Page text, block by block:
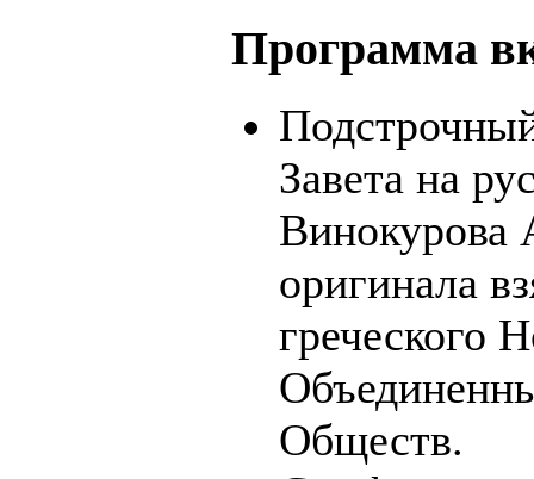
Программа
Завета на
Винокурова
оригинала
греческого
Обществ.